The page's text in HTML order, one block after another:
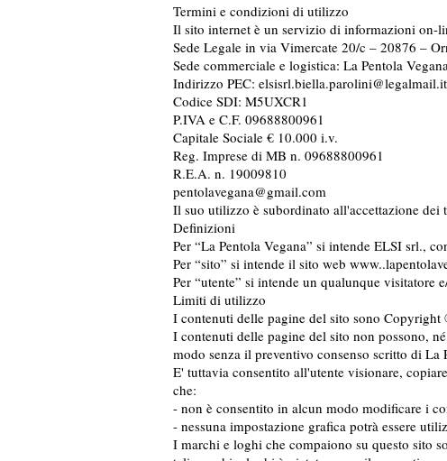
Termini e condizioni di utilizzo
Il sito internet è un servizio di informazioni on-
Sede Legale in via Vimercate 20/c – 20876 –
Sede commerciale e logistica: La Pentola
Indirizzo PEC: elsisrl.biella.parolini@legalmail.it
Codice SDI: M5UXCR1
P.IVA e C.F. 09688800961
Capitale Sociale € 10.000 i.v.
Reg. Imprese di MB n. 09688800961
R.E.A. n. 19009810
pentolavegana@gmail.com
Il suo utilizzo è subordinato all'accettazione
Definizioni
Per “La Pentola Vegana” si intende ELSI srl.,
Per “sito” si intende il sito web
Per “utente” si intende un qualunque visitatore
Limiti di utilizzo
I contenuti delle pagine del sito sono
I contenuti delle pagine del sito non possono,
modo senza il preventivo consenso scritto di La
E' tuttavia consentito all'utente visionare,
che:
- non è consentito in alcun modo modificare i
- nessuna impostazione grafica potrà essere
I marchi e loghi che compaiono su questo sito